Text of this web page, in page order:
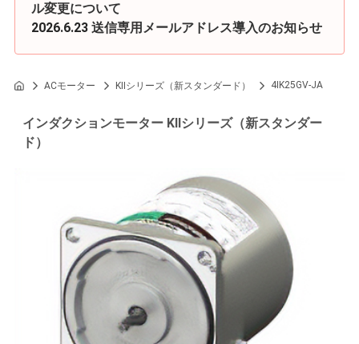
ル変更について
2026.6.23 送信専用メールアドレス導入のお知らせ
ACモーター KIIシリーズ（新スタンダード） 4IK25GV-JA
インダクションモーター KIIシリーズ（新スタンダー
ド）